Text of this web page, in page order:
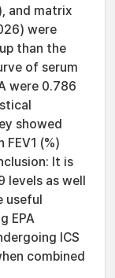
and matrix
were
than the
of serum
were 0.786
showed
(%)
It is
levels as well
useful
EPA
ICS
combined